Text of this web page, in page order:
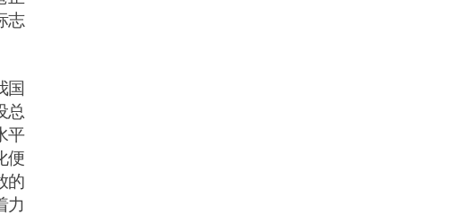
志
国
总
平
便
的
力